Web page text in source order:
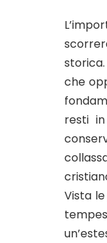
che
resti
Vista